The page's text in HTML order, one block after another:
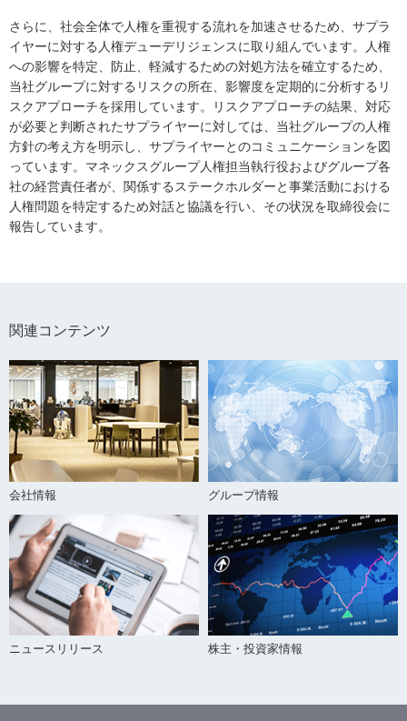
さらに、社会全体で人権を重視する流れを加速させるため、サプラ
イヤーに対する人権デューデリジェンスに取り組んでいます。人権
への影響を特定、防止、軽減するための対処方法を確立するため、
当社グループに対するリスクの所在、影響度を定期的に分析するリ
スクアプローチを採用しています。リスクアプローチの結果、対応
が必要と判断されたサプライヤーに対しては、当社グループの人権
方針の考え方を明示し、サプライヤーとのコミュニケーションを図
っています。マネックスグループ人権担当執行役およびグループ各
社の経営責任者が、関係するステークホルダーと事業活動における
人権問題を特定するため対話と協議を行い、その状況を取締役会に
報告しています。
関連コンテンツ
会社情報 グループ情報
ニュースリリース 株主・投資家情報